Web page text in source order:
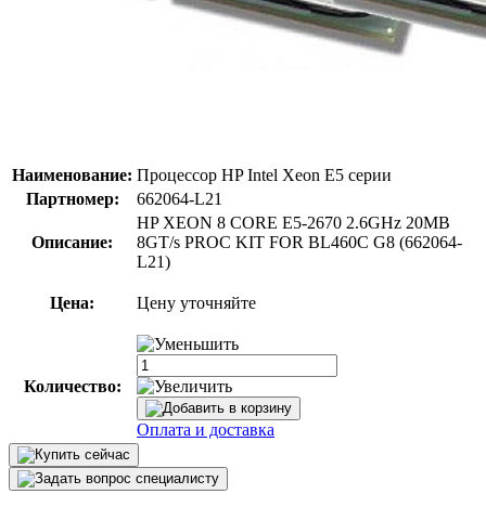
Наименование: Процессор HP Intel Xeon E5 серии
Партномер:
662064-L21
Описание:
HP XEON 8 CORE E5-2670 2.6GHz 20MB
8GT/s PROC KIT FOR BL460C G8 (662064-
L21)
Цена: Цену уточняйте
Количество:
Оплата и доставка